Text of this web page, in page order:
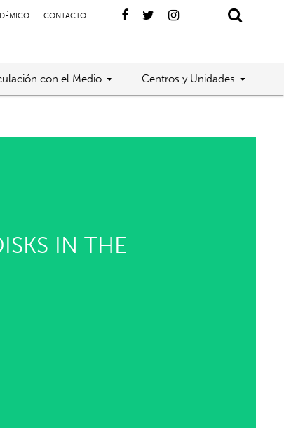
CONTACTO
con el Medio Centros y Unidades
IN THE